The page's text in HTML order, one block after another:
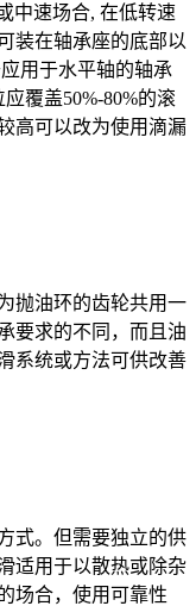
速场合, 在低转速
装在轴承座的底部以
用于水平轴的轴承
覆盖50%-80%的滚
高可以改为使用滴漏
油环的齿轮共用一
要求的不同，而且油
系统或方法可供改善
。但需要独立的供
适用于以散热或除杂
场合，使用可靠性